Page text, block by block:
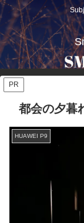
PR
都会の夕暮
HUAWEI P9